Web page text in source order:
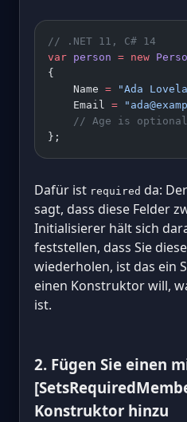
// .NET 11, C# 14
var person = new
{
    Name
= "Ada
    Email
=
// Age is
};
Dafür ist required da:
sagt, dass diese Felder
Initialisierer hält sich
feststellen, dass Sie
wiederholen, ist das ein
einen Konstruktor will,
ist.
2. Fügen Sie einen
Konstruktor hinzu